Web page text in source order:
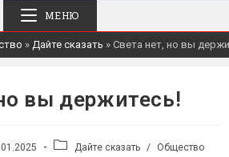
МЕНЮ
» Дайте сказать » Света нет, но вы
вы держитесь!
РубрикаДайте сказать / Общество